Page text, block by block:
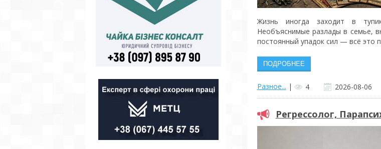
Жизнь иногда заходит в
Необъяснимые разлады в семье,
постоянный упадок сил — всё это
Разное... | 4 2026-08-06
Регрессолог,